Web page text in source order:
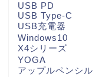
USB PD
USB Type-C
USB充電器
Windows10
X4シリーズ
YOGA
アップルペンシル